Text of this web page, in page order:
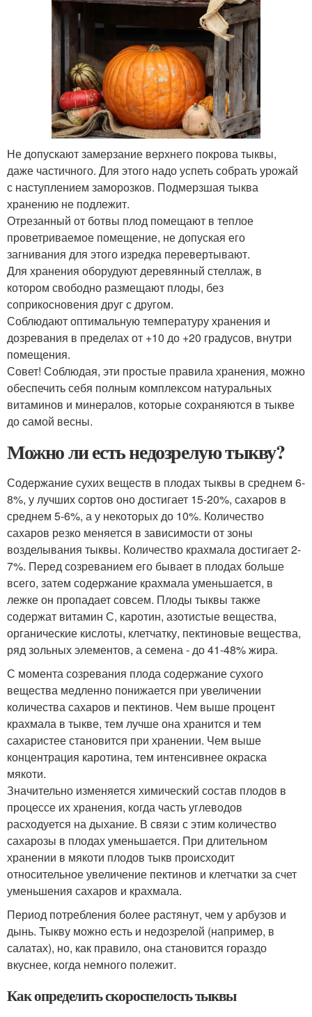
Не допускают замерзание верхнего покрова тыквы,
даже частичного. Для этого надо успеть собрать урожай
с наступлением заморозков. Подмерзшая тыква
хранению не подлежит.
Отрезанный от ботвы плод помещают в теплое
проветриваемое помещение, не допуская его
загнивания для этого изредка перевертывают.
Для хранения оборудуют деревянный стеллаж, в
котором свободно размещают плоды, без
соприкосновения друг с другом.
Соблюдают оптимальную температуру хранения и
дозревания в пределах от +10 до +20 градусов, внутри
помещения.
Совет! Соблюдая, эти простые правила хранения, можно
обеспечить себя полным комплексом натуральных
витаминов и минералов, которые сохраняются в тыкве
до самой весны.
Можно ли есть недозрелую тыкву?
Содержание сухих веществ в плодах тыквы в среднем 6-
8%, у лучших сортов оно достигает 15-20%, сахаров в
среднем 5-6%, а у некоторых до 10%. Количество
сахаров резко меняется в зависимости от зоны
возделывания тыквы. Количество крахмала достигает 2-
7%. Перед созреванием его бывает в плодах больше
всего, затем содержание крахмала уменьшается, в
лежке он пропадает совсем. Плоды тыквы также
содержат витамин С, каротин, азотистые вещества,
органические кислоты, клетчатку, пектиновые вещества,
ряд зольных элементов, а семена - до 41-48% жира.
С момента созревания плода содержание сухого
вещества медленно понижается при увеличении
количества сахаров и пектинов. Чем выше процент
крахмала в тыкве, тем лучше она хранится и тем
сахаристее становится при хранении. Чем выше
концентрация каротина, тем интенсивнее окраска
мякоти.
Значительно изменяется химический состав плодов в
процессе их хранения, когда часть углеводов
расходуется на дыхание. В связи с этим количество
сахарозы в плодах уменьшается. При длительном
хранении в мякоти плодов тыкв происходит
относительное увеличение пектинов и клетчатки за счет
уменьшения сахаров и крахмала.
Период потребления более растянут, чем у арбузов и
дынь. Тыкву можно есть и недозрелой (например, в
салатах), но, как правило, она становится гораздо
вкуснее, когда немного полежит.
Как определить скороспелость тыквы